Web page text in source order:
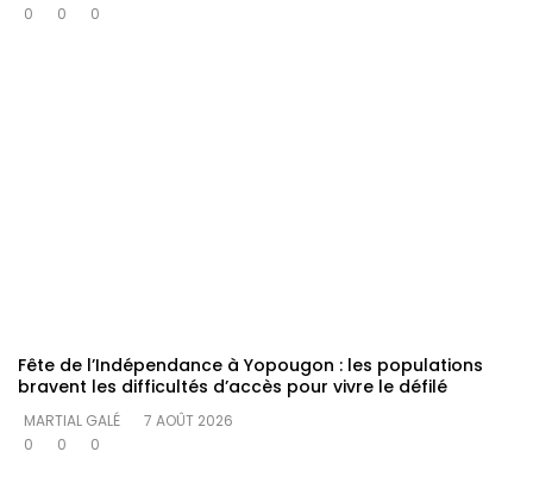
0
0 0
Fête de l’Indépendance à Yopougon : les populations
bravent les difficultés d’accès pour vivre le défilé
MARTIAL GALÉ
7 AOÛT 2026
0
0 0